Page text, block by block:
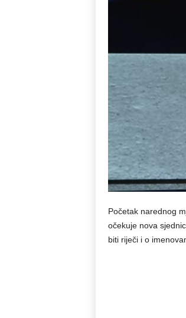
Početak narednog
očekuje nova
biti riječi i o